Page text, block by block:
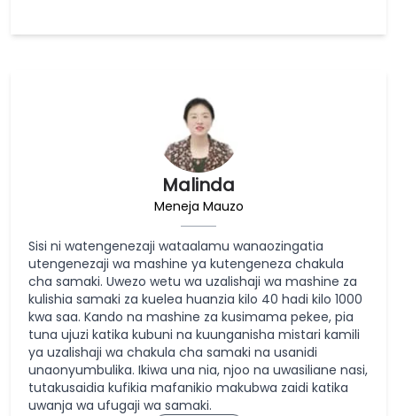
Malinda
Meneja Mauzo
Sisi ni watengenezaji wataalamu wanaozingatia
utengenezaji wa mashine ya kutengeneza chakula
cha samaki. Uwezo wetu wa uzalishaji wa mashine za
kulishia samaki za kuelea huanzia kilo 40 hadi kilo 1000
kwa saa. Kando na mashine za kusimama pekee, pia
tuna ujuzi katika kubuni na kuunganisha mistari kamili
ya uzalishaji wa chakula cha samaki na usanidi
unaonyumbulika. Ikiwa una nia, njoo na uwasiliane nasi,
tutakusaidia kufikia mafanikio makubwa zaidi katika
uwanja wa ufugaji wa samaki.